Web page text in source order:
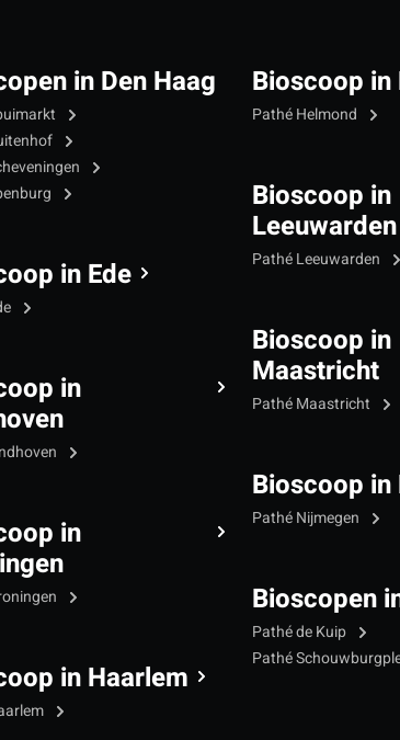
in Den Haag
in Ede
in
in
in Haarlem
Bioscoop in
Pathé Helmond
Bioscoop in
Leeuwarden
Pathé Leeuwarden
Bioscoop in
Maastricht
Pathé Maastricht
Bioscoop
Pathé Nijmegen
Bioscopen
Pathé de Kuip
Pathé